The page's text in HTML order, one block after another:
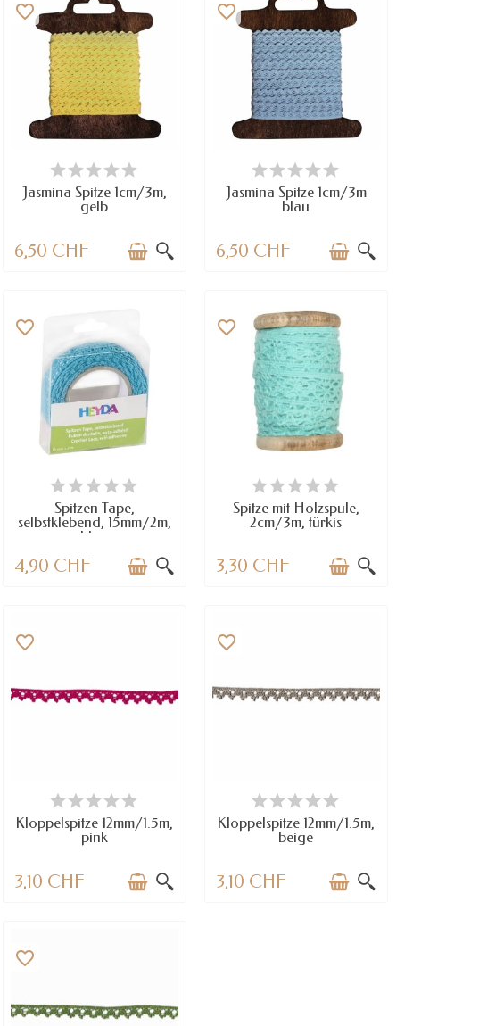
VERFÜGBAR
favorite_border
Jasmina Spitze 1cm/3m,
gelb
6,50 CHF
VERFÜGBAR
favorite_border
Jasmina Spitze 1cm/3m
blau
6,50 CHF
VERFÜGBAR
favorite_border
Spitzen Tape,
selbstklebend, 15mm/2m,
blau
4,90 CHF
NUR NOCH WENIGE TEILE
VERFÜGBAR
favorite_border
Spitze mit Holzspule,
2cm/3m, türkis
3,30 CHF
VERFÜGBAR
favorite_border
Kloppelspitze 12mm/1.5m,
pink
3,10 CHF
VERFÜGBAR
favorite_border
Kloppelspitze 12mm/1.5m,
beige
3,10 CHF
favorite_border